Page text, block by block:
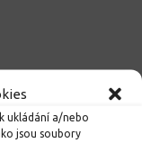
ukládání a/nebo
jsou soubory